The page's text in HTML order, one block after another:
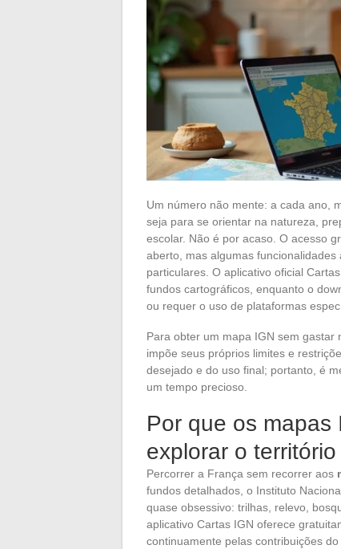
Um número não mente: a cada ano,
seja para se orientar na natureza,
escolar. Não é por acaso. O acesso
aberto, mas algumas
particulares. O aplicativo oficial
fundos cartográficos, enquanto o
ou requer o uso de plataformas
Para obter um mapa IGN sem gastar
impõe seus próprios limites e
desejado e do uso final; portanto, é
um tempo precioso.
Por que os mapas
explorar o
Percorrer a França sem recorrer aos
fundos detalhados, o Instituto
quase obsessivo: trilhas, relevo,
aplicativo Cartas IGN oferece
continuamente pelas contribuições